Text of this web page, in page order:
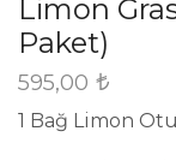
Limon
Paket)
595,00
1 Bağ Limon Otu